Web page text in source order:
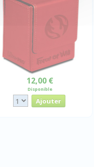
12,00 €
Disponible